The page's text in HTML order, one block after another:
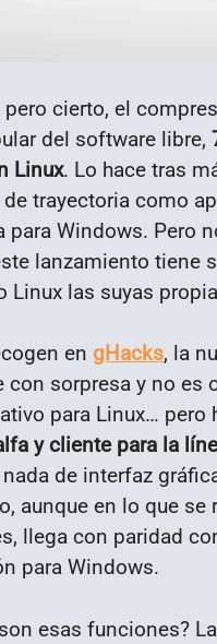
cierto, el
del software libre,
Linux. Lo hace tras
de trayectoria como
para Windows. Pero
lanzamiento tiene
Linux las suyas
en gHacks, la
con sorpresa y no es
para Linux… pero
y cliente para la
nada de interfaz
aunque en lo que se
llega con paridad
para Windows.
esas funciones?